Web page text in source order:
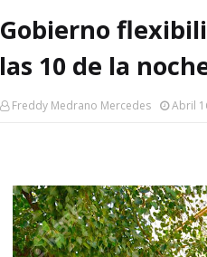
Gobierno
las 10 de la
Freddy Medrano Mercedes Abril